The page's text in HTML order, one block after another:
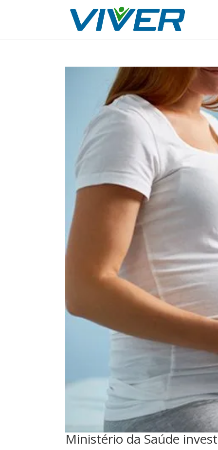
Ministério da Saúde